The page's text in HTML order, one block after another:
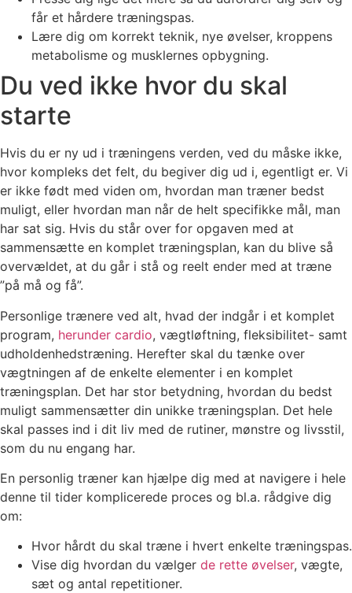
får et hårdere træningspas.
Lære dig om korrekt teknik, nye øvelser, kroppens
metabolisme og musklernes opbygning.
Du ved ikke hvor du skal
starte
Hvis du er ny ud i træningens verden, ved du måske ikke,
hvor kompleks det felt, du begiver dig ud i, egentligt er. Vi
er ikke født med viden om, hvordan man træner bedst
muligt, eller hvordan man når de helt specifikke mål, man
har sat sig. Hvis du står over for opgaven med at
sammensætte en komplet træningsplan, kan du blive så
overvældet, at du går i stå og reelt ender med at træne
”på må og få”.
Personlige trænere ved alt, hvad der indgår i et komplet
program, herunder cardio, vægtløftning, fleksibilitet- samt
udholdenhedstræning. Herefter skal du tænke over
vægtningen af de enkelte elementer i en komplet
træningsplan. Det har stor betydning, hvordan du bedst
muligt sammensætter din unikke træningsplan. Det hele
skal passes ind i dit liv med de rutiner, mønstre og livsstil,
som du nu engang har.
En personlig træner kan hjælpe dig med at navigere i hele
denne til tider komplicerede proces og bl.a. rådgive dig
om:
Hvor hårdt du skal træne i hvert enkelte træningspas.
Vise dig hvordan du vælger de rette øvelser, vægte,
sæt og antal repetitioner.